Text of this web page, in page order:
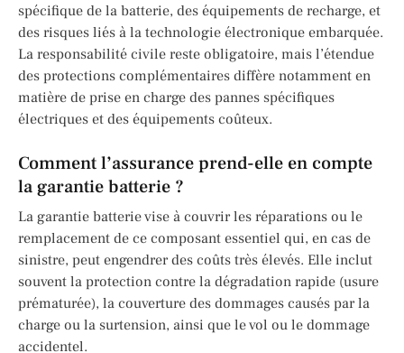
spécifique de la batterie, des équipements de recharge, et
des risques liés à la technologie électronique embarquée.
La responsabilité civile reste obligatoire, mais l’étendue
des protections complémentaires diffère notamment en
matière de prise en charge des pannes spécifiques
électriques et des équipements coûteux.
Comment l’assurance prend-elle en compte
la garantie batterie ?
La garantie batterie vise à couvrir les réparations ou le
remplacement de ce composant essentiel qui, en cas de
sinistre, peut engendrer des coûts très élevés. Elle inclut
souvent la protection contre la dégradation rapide (usure
prématurée), la couverture des dommages causés par la
charge ou la surtension, ainsi que le vol ou le dommage
accidentel.